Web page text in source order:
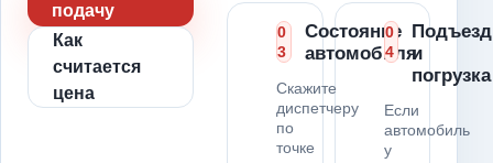
подачу
Как
считается
цена
0
3
Состояние
автомобиля
Скажите
диспетчеру
по
точке
0
4
Подъезд
и
погрузка
Если
автомобиль
у